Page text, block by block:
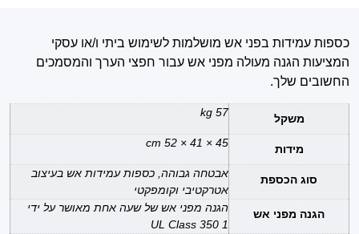
כספות עמידות בפני אש מושלמות לשימוש ביתי ו/או עסקי
המציעות הגנה מעולה מפני אש עבור חפצי הערך והמסמכים
החשובים שלך.
משקל 57 kg
מידות 45 × 41 × 52 cm
סוג הכספת
אבטחה גבוהה, כספות עמידות אש בעיצוב
אטרקטיבי וקומפקטי
הגנה מפני אש
הגנה מפני אש של שעה אחת מאושר על ידי
UL Class 350 1